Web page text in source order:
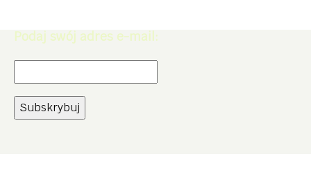
Podaj swój adres e-mail: